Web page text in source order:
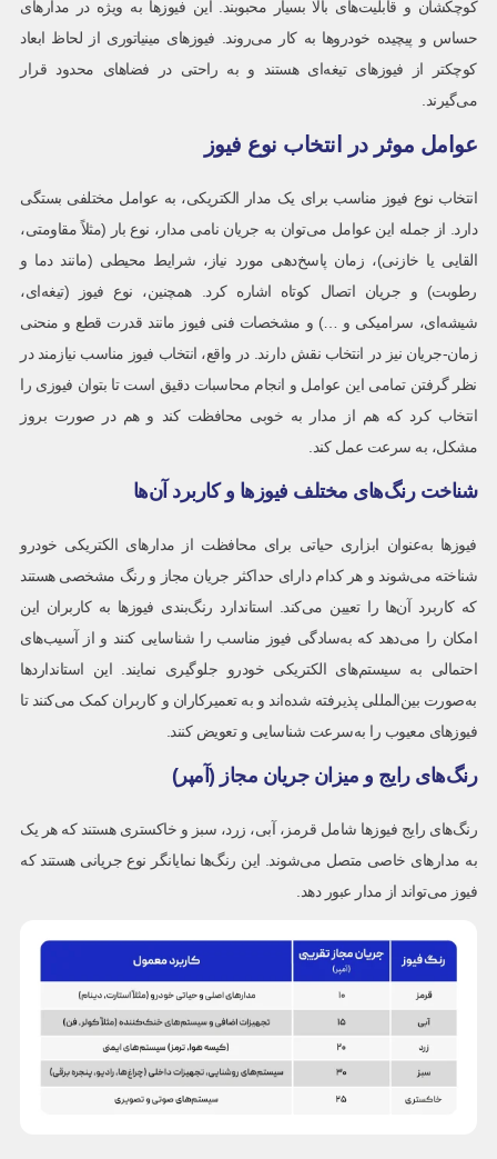
کوچکشان و قابلیت‌های بالا بسیار محبوبند. این فیوزها به ویژه در مدارهای
حساس و پیچیده خودروها به کار می‌روند. فیوزهای مینیاتوری از لحاظ ابعاد
کوچکتر از فیوزهای تیغه‌ای هستند و به راحتی در فضاهای محدود قرار
می‌گیرند.
عوامل موثر در انتخاب نوع فیوز
انتخاب نوع فیوز مناسب برای یک مدار الکتریکی، به عوامل مختلفی بستگی
دارد. از جمله این عوامل می‌توان به جریان نامی مدار، نوع بار (مثلاً مقاومتی،
القایی یا خازنی)، زمان پاسخ‌دهی مورد نیاز، شرایط محیطی (مانند دما و
رطوبت) و جریان اتصال کوتاه اشاره کرد. همچنین، نوع فیوز (تیغه‌ای،
شیشه‌ای، سرامیکی و …) و مشخصات فنی فیوز مانند قدرت قطع و منحنی
زمان-جریان نیز در انتخاب نقش دارند. در واقع، انتخاب فیوز مناسب نیازمند در
نظر گرفتن تمامی این عوامل و انجام محاسبات دقیق است تا بتوان فیوزی را
انتخاب کرد که هم از مدار به خوبی محافظت کند و هم در صورت بروز
مشکل، به سرعت عمل کند.
شناخت رنگ‌های مختلف فیوزها و کاربرد آن‌ها
فیوزها به‌عنوان ابزاری حیاتی برای محافظت از مدارهای الکتریکی خودرو
شناخته می‌شوند و هر کدام دارای حداکثر جریان مجاز و رنگ مشخصی هستند
که کاربرد آن‌ها را تعیین می‌کند. استاندارد رنگ‌بندی فیوزها به کاربران این
امکان را می‌دهد که به‌سادگی فیوز مناسب را شناسایی کنند و از آسیب‌های
احتمالی به سیستم‌های الکتریکی خودرو جلوگیری نمایند. این استانداردها
به‌صورت بین‌المللی پذیرفته شده‌اند و به تعمیرکاران و کاربران کمک می‌کنند تا
فیوزهای معیوب را به‌سرعت شناسایی و تعویض کنند.
رنگ‌های رایج و میزان جریان مجاز (آمپر)
رنگ‌های رایج فیوزها شامل قرمز، آبی، زرد، سبز و خاکستری هستند که هر یک
به مدارهای خاصی متصل می‌شوند. این رنگ‌ها نمایانگر نوع جریانی هستند که
فیوز می‌تواند از مدار عبور دهد.